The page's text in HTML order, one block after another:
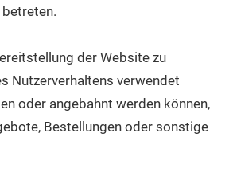
der Website zu
Nutzerverhaltens verwendet
oder angebahnt werden können,
Bestellungen oder sonstige